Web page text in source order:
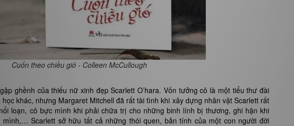
Cuốn theo chiều gió - Colleen McCullough
ghềnh của thiếu nữ xinh đẹp Scarlett O’hara. Vốn tưởng cô là một tiểu thư đài
khác, nhưng Margaret Mitchell đã rất tài tình khi xây dựng nhân vật Scarlett rất
loạn, cô bực mình khi phải chữa trị cho những binh lính bị thương, ghi hận khi
Scarlett sở hữu tất cả những thói quen, bản tính của một con người đời